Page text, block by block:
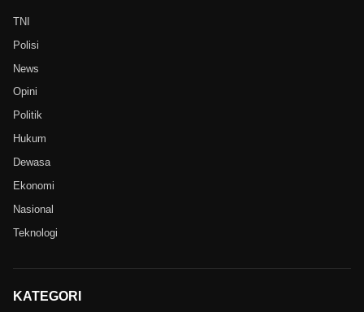
TNI
Polisi
News
Opini
Politik
Hukum
Dewasa
Ekonomi
Nasional
Teknologi
KATEGORI